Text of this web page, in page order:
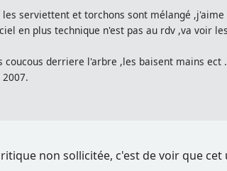
serviettent et torchons sont mélangé ,j'aime
en plus technique n'est pas au rdv ,va voir
coucous derriere l'arbre ,les baisent mains ect
non sollicitée, c'est de voir que